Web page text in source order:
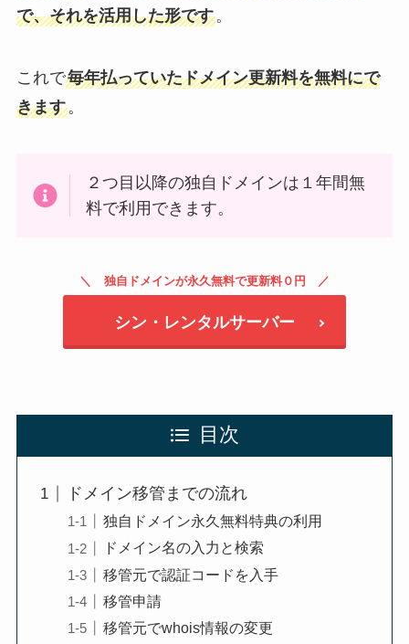
で、それを活用した形です。
これで毎年払っていたドメイン更新料を無料にで
きます。
２つ目以降の独自ドメインは１年間無
料で利用できます。
独自ドメインが永久無料で更新料０円
シン・レンタルサーバー
目次
ドメイン移管までの流れ
独自ドメイン永久無料特典の利用
ドメイン名の入力と検索
移管元で認証コードを入手
移管申請
移管元でwhois情報の変更